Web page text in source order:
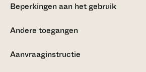
Beperkingen aan het gebruik
Andere toegangen
Aanvraaginstructie